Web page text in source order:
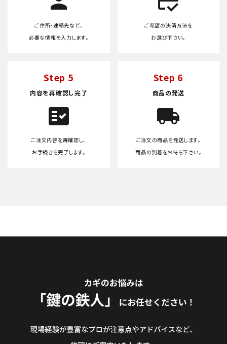
ご住所・連絡先など、
必要な情報を入力します。
ご希望の決済方法を
お選び下さい。
Step 5
内容を再確認し完了
fact_check
ご注文内容を再確認し、
お手続きを完了します。
Step 6
商品の発送
local_shipping
ご注文の商品を発送します。
商品の到着をお待ち下さい。